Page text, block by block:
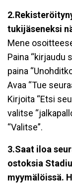
tukijäseneksi
Mene
Paina “kirjaudu
paina
Avaa “Tue
Kirjoita “Etsi
valitse
“Valitse”.
3.Saat iloa
ostoksia
myymälöissä.